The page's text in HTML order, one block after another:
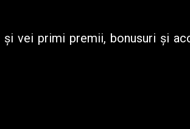
și vei primi premii, bonusuri și